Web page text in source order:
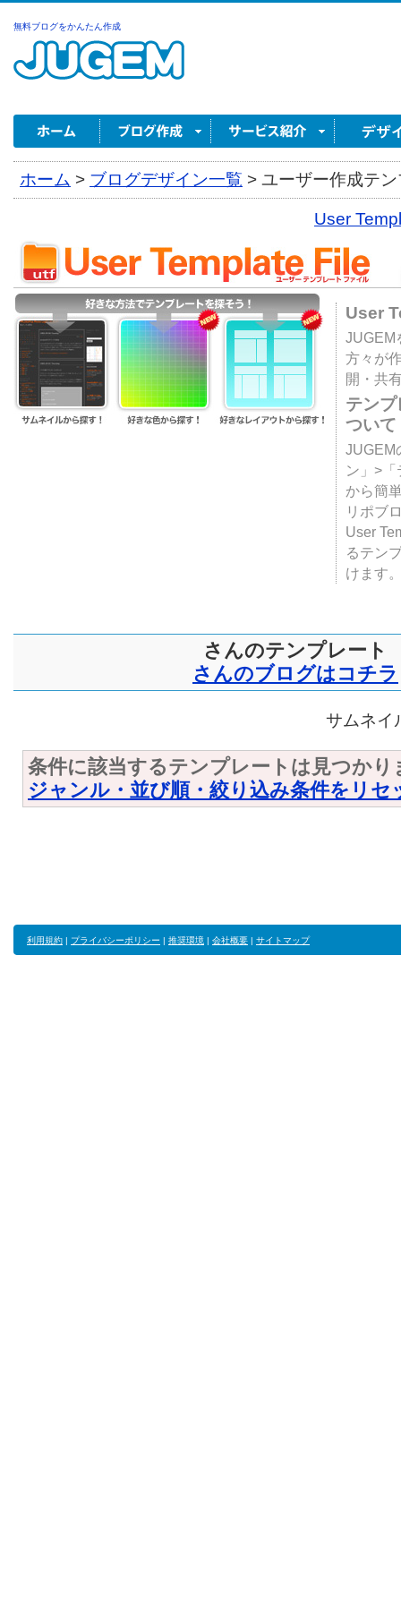
無料ブログをかんたん作成
ホーム > ブログデザイン一覧 > ユーザー作成テ
User
User
JUGEM
方々が
開・共
テン
ついて
JUGEM
ン」>
から簡
リポブ
User
るテン
けます
さんのテンプレート
さんのブログはコチラ
サムネイ
条件に該当するテンプレートは見つかり
ジャンル・並び順・絞り込み条件をリセ
利用規約 | プライバシーポリシー | 推奨環境 | 会社概要 | サイトマップ